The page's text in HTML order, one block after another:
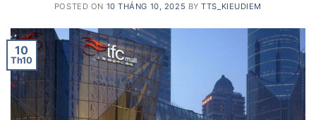
POSTED ON 10 THÁNG 10, 2025 BYTTS_KIEUDIEM
10
Th10